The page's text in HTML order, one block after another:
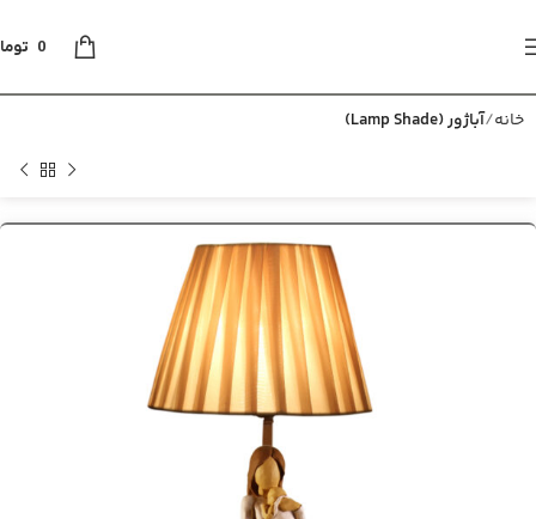
0
خانه آباژور (Lamp Shade)